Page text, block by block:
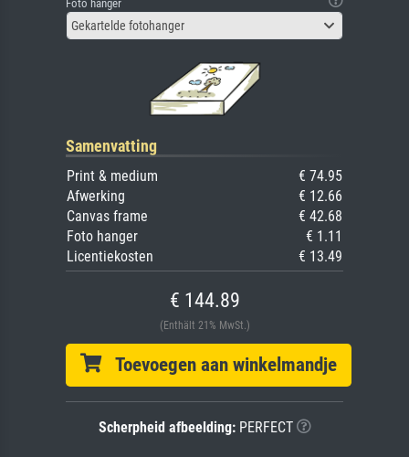
Foto hanger
Gekartelde fotohanger
Samenvatting
Print & medium
€ 74.95
Afwerking
€ 12.66
Canvas frame
€ 42.68
Foto hanger
€ 1.11
Licentiekosten
€ 13.49
€ 144.89
(Enthält 21% MwSt.)
Toevoegen aan winkelmandje
Scherpheid afbeelding:PERFECT